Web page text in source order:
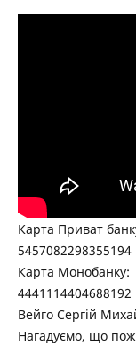
Карта Приват
5457082298355194
Карта Монобанку:
4441114404688192
Вейго Сергій
Нагадуємо, що